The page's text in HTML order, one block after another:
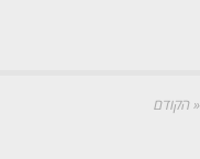
« הקודם